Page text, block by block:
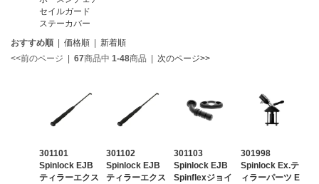
セイルガード
ステーカバー
おすすめ順 | 価格順 | 新着順
<<前のページ | 67商品中 1-48商品 | 次のページ>>
301101
Spinlock EJB
ティラーエクス
301102
Spinlock EJB
ティラーエクス
301103
Spinlock EJB
Spinflexジョイ
301998
Spinlock Ex.テ
ィラーパーツ E